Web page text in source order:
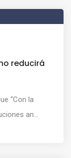
reducirá
“Con la
an...